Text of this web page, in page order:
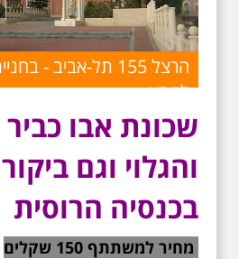
הרצל 155 תל-אביב -
לטבע
שכונת אבו
והגלוי וגם
בכנסיה הרוסית
מחיר למשתתף 150 שקלים